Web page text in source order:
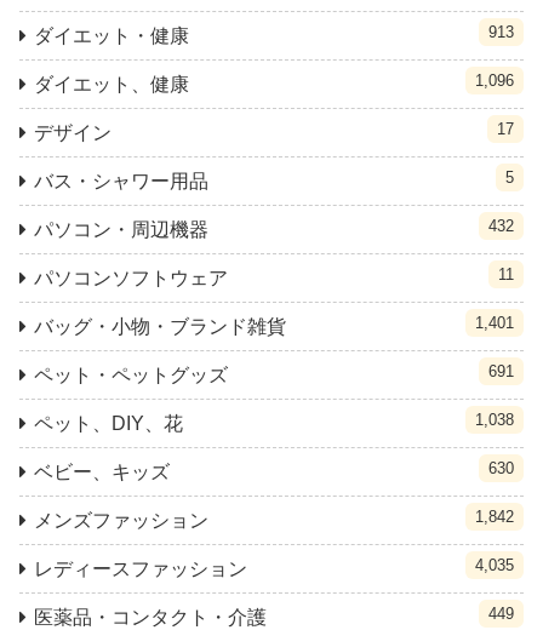
ダイエット・健康 913
ダイエット、健康 1,096
デザイン 17
バス・シャワー用品 5
パソコン・周辺機器 432
パソコンソフトウェア 11
バッグ・小物・ブランド雑貨 1,401
ペット・ペットグッズ 691
ペット、DIY、花 1,038
ベビー、キッズ 630
メンズファッション 1,842
レディースファッション 4,035
医薬品・コンタクト・介護 449